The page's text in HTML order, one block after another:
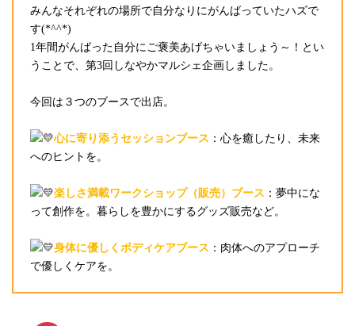
みんなそれぞれの場所で自分なりにがんばっていたハズで
す(*^^*)
1年間がんばった自分にご褒美あげちゃいましょう～！とい
うことで、第3回しなやかマルシェ企画しました。
今回は３つのブースで出店。
心に寄り添うセッションブース ：心を癒したり、未来
へのヒントを。
楽しさ満載ワークショップ（販売）ブース ：夢中にな
って創作を。暮らしを豊かにするグッズ販売など。
身体に優しくボディケアブース ：肉体へのアプローチ
で優しくケアを。